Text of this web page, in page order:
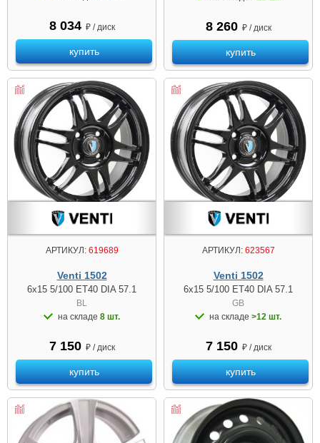
8 034 ₽ / диск
купить
8 260 ₽ / диск
купить
АРТИКУЛ:619689
Venti 1502
6x15 5/100 ET40 DIA 57.1
BL
на складе 8 шт.
7 150 ₽ / диск
купить
АРТИКУЛ:623567
Venti 1502
6x15 5/100 ET40 DIA 57.1
GB
на складе >12 шт.
7 150 ₽ / диск
купить